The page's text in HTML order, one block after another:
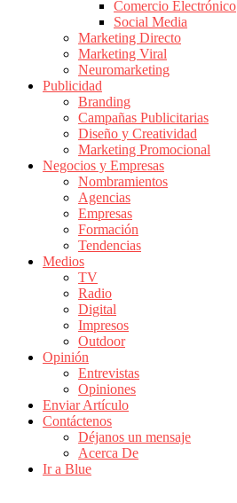
Publicidad
Colombia
Magazine
Publicidad
Marketing
Noticias
Actualidad
Mercadeo
Colombia
Revistas
Actualidad
Colombia
Comercio Electrónico
Social Media
Marketing Directo
Marketing Viral
Neuromarketing
Publicidad
Branding
Campañas Publicitarias
Diseño y Creatividad
Marketing Promocional
Negocios y Empresas
Nombramientos
Agencias
Empresas
Formación
Tendencias
Medios
TV
Radio
Digital
Impresos
Outdoor
Opinión
Entrevistas
Opiniones
Enviar Artículo
Contáctenos
Déjanos un mensaje
Acerca De
Ir a Blue